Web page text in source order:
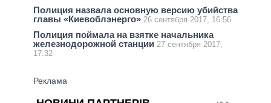
Полиция назвала основную версию убийства
главы «Киевоблэнерго» 26 сентября 2017, 16:56
Полиция поймала на взятке начальника
железнодорожной станции 27 сентября 2017,
17:32